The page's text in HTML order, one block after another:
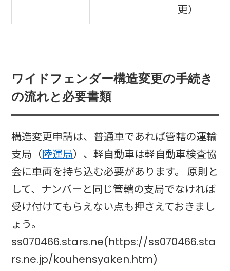
更）
ワイドフェンダー構造変更の手続き
の流れと必要書類
構造変更申請は、普通車であれば管轄の運輸
支局（陸運局）、軽自動車は軽自動車検査協
会に車両を持ち込む必要があります。 原則と
して、ナンバーと同じ管轄の支局でなければ
受け付けてもらえない点も押さえておきまし
ょう。
ss070466.stars.ne(https://ss070466.sta
rs.ne.jp/kouhensyaken.htm)